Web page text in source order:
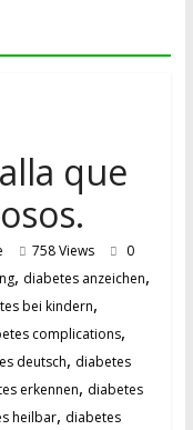
que
758 Views
0
, diabetes anzeichen,
bei kindern,
complications,
deutsch, diabetes
erkennen, diabetes
heilbar, diabetes